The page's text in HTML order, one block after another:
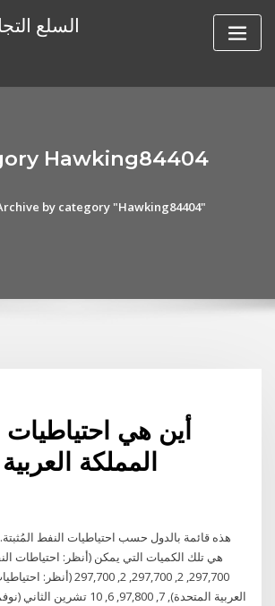
السلع
Hawking84404
by category "Hawking84404"
أين هي
المملكة
هذه قائمة بالدول حسب احتياطيات النفط المُثبتة.
297,700, 2, 297,700, 2,